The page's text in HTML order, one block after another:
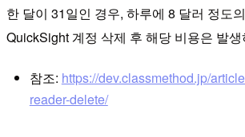
한 달이 31일인 경우, 하루에 8 달러 정도
QuickSight 계정 삭제 후 해당 비용은 발
참조: https://dev.classmethod.jp/
reader-delete/